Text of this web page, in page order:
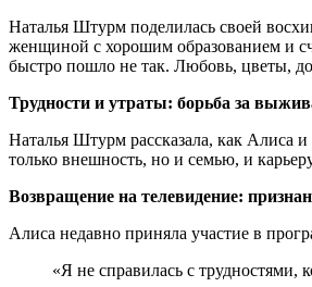
Наталья Штурм поделилась своей
женщиной с хорошим образованием и
быстро пошло не так. Любовь, цветы,
Трудности и утраты: борьба за
Наталья Штурм рассказала, как Алиса
только внешность, но и семью, и
Возвращение на телевидение:
Алиса недавно приняла участие в
«Я не справилась с